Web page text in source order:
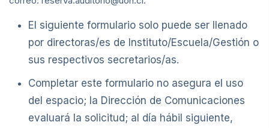
El siguiente formulario solo puede ser llenado
por directoras/es de Instituto/Escuela/Gestión o
sus respectivos secretarios/as.
Completar este formulario no asegura el uso
del espacio; la Dirección de Comunicaciones
evaluará la solicitud; al día hábil siguiente,